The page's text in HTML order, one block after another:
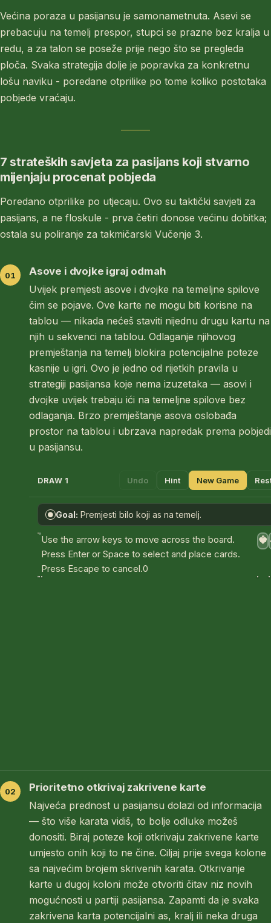
Većina poraza u pasijansu je samonametnuta. Asevi se
prebacuju na temelj prespor, stupci se prazne bez kralja u
redu, a za talon se poseže prije nego što se pregleda
ploča. Svaka strategija dolje je popravka za konkretnu
lošu naviku - poredane otprilike po tome koliko postotaka
pobjede vraćaju.
7 strateških savjeta za pasijans koji stvarno
mijenjaju procenat pobjeda
Poredano otprilike po utjecaju. Ovo su taktički savjeti za
pasijans, a ne floskule - prva četiri donose većinu dobitka;
ostala su poliranje za takmičarski Vučenje 3.
Asove i dvojke igraj odmah
Uvijek premjesti asove i dvojke na temeljne spilove
čim se pojave. Ove karte ne mogu biti korisne na
tablou — nikada nećeš staviti nijednu drugu kartu na
njih u sekvenci na tablou. Odlaganje njihovog
premještanja na temelj blokira potencijalne poteze
kasnije u igri. Ovo je jedno od rijetkih pravila u
strategiji pasijansa koje nema izuzetaka — asovi i
dvojke uvijek trebaju ići na temeljne spilove bez
odlaganja. Brzo premještanje asova oslobađa
prostor na tablou i ubrzava napredak prema pobjedi
u pasijansu.
DRAW 1 Undo Hint New Game
● Goal: Premjesti bilo koji as na temelj.
Use the arrow keys to move across the board.
Press Enter or Space to select and place cards.
Press Escape to cancel.0
A
♥
Prioritetno otkrivaj zakrivene karte
Najveća prednost u pasijansu dolazi od informacija
— što više karata vidiš, to bolje odluke možeš
donositi. Biraj poteze koji otkrivaju zakrivene karte
umjesto onih koji to ne čine. Ciljaj prije svega kolone
sa najvećim brojem skrivenih karata. Otkrivanje
karte u dugoj koloni može otvoriti čitav niz novih
mogućnosti u partiji pasijansa. Zapamti da je svaka
zakrivena karta potencijalni as, kralj ili neka druga